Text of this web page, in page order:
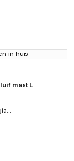
maat L
Nederland)